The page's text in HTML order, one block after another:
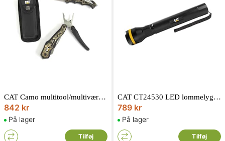
CAT Camo multitool/multiværktøj 2 dele 240358
842 kr
På lager
Tilføj
CAT CT24530 LED lommelygte 1200 lumen
789 kr
På lager
Tilføj